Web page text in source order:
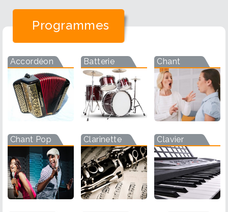
Programmes
Accordéon Batterie Chant
Chant Pop Clarinette Clavier